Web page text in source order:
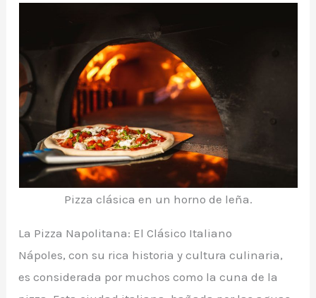
Pizza clásica en un horno de leña.
La Pizza Napolitana: El Clásico Italiano
Nápoles, con su rica historia y cultura culinaria,
es considerada por muchos como la cuna de la